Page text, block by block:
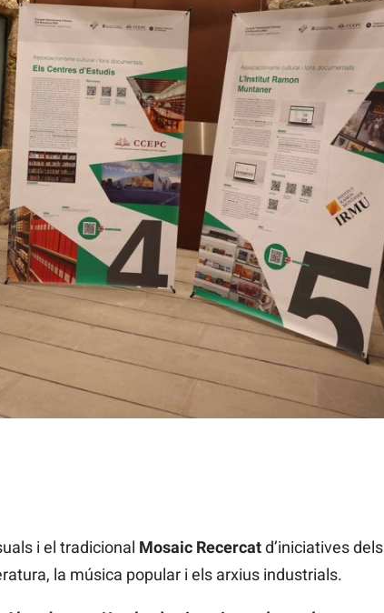
i el tradicional Mosaic Recercatd’iniciatives dels
la música popular i els arxius industrials.